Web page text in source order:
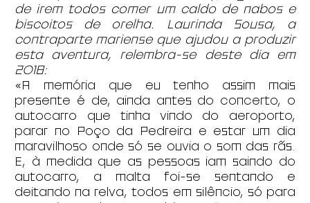
de irem todos comer um caldo de nabos e
biscoitos de orelha. Laurinda Sousa, a
contraparte mariense que ajudou a produzir
esta aventura, relembra-se deste dia em
2018:
«A memória que eu tenho assim mais
presente é de, ainda antes do concerto, o
autocarro que tinha vindo do aeroporto,
parar no Poço da Pedreira e estar um dia
maravilhoso onde só se ouvia o som das rãs.
E, à medida que as pessoas iam saindo do
autocarro, a malta foi-se sentando e
deitando na relva, todos em silêncio, só para